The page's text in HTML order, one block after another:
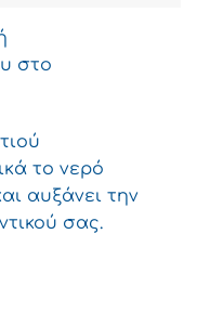
στο
το νερό
αυξάνει την
σας.